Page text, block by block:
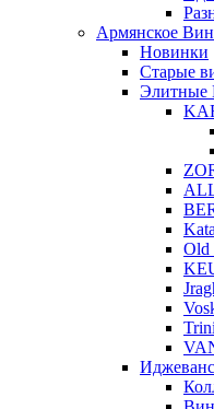
Армянское
Новинки
Старые
Элитные
Old